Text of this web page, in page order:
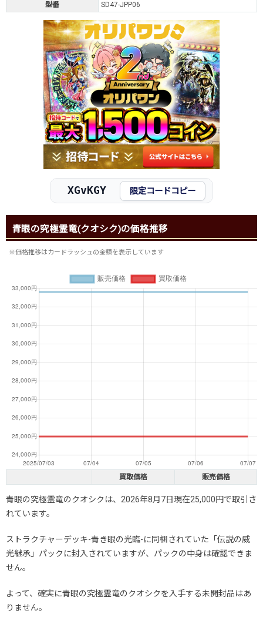
型番
SD47-JPP06
XGvKGY 限定コードコピー
青眼の究極霊竜(クオシク)の価格推移
※価格推移はカードラッシュの金額を表示しています
買取価格 販売価格
青眼の究極霊竜のクオシクは、2026年8月7日現在25,000円で取引さ
れています。
ストラクチャーデッキ-青き眼の光臨-に同梱されていた「伝説の威
光継承」パックに封入されていますが、パックの中身は確認できま
せん。
よって、確実に青眼の究極霊竜のクオシクを入手する未開封品はあ
りません。